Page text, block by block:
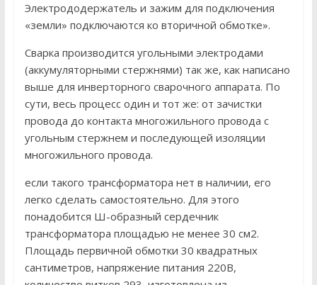
Электрододержатель и зажим для подключения
«земли» подключаются ко вторичной обмотке».
Сварка производится угольными электродами
(аккумуляторными стержнями) так же, как написано
выше для инверторного сварочного аппарата. По
сути, весь процесс один и тот же: от зачистки
провода до контакта многожильного провода с
угольным стержнем и последующей изоляции
многожильного провода.
если такого трансформатора нет в наличии, его
легко сделать самостоятельно. Для этого
понадобится Ш-образный сердечник
трансформатора площадью не менее 30 см2.
Площадь первичной обмотки 30 квадратных
сантиметров, напряжение питания 220В,